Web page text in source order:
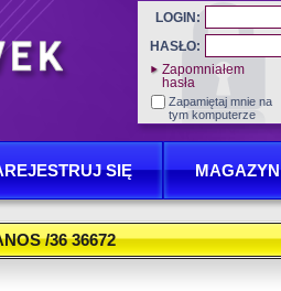
LOGIN:
HASŁO:
Zapomniałem
hasła
Zapamiętaj mnie na
tym komputerze
SIĘ MAGAZYN
/36 36672